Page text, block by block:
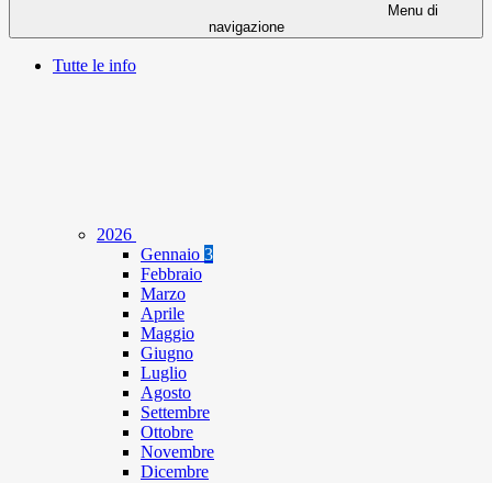
Menu di
navigazione
Tutte le info
2026
Gennaio 3
Febbraio
Marzo
Aprile
Maggio
Giugno
Luglio
Agosto
Settembre
Ottobre
Novembre
Dicembre